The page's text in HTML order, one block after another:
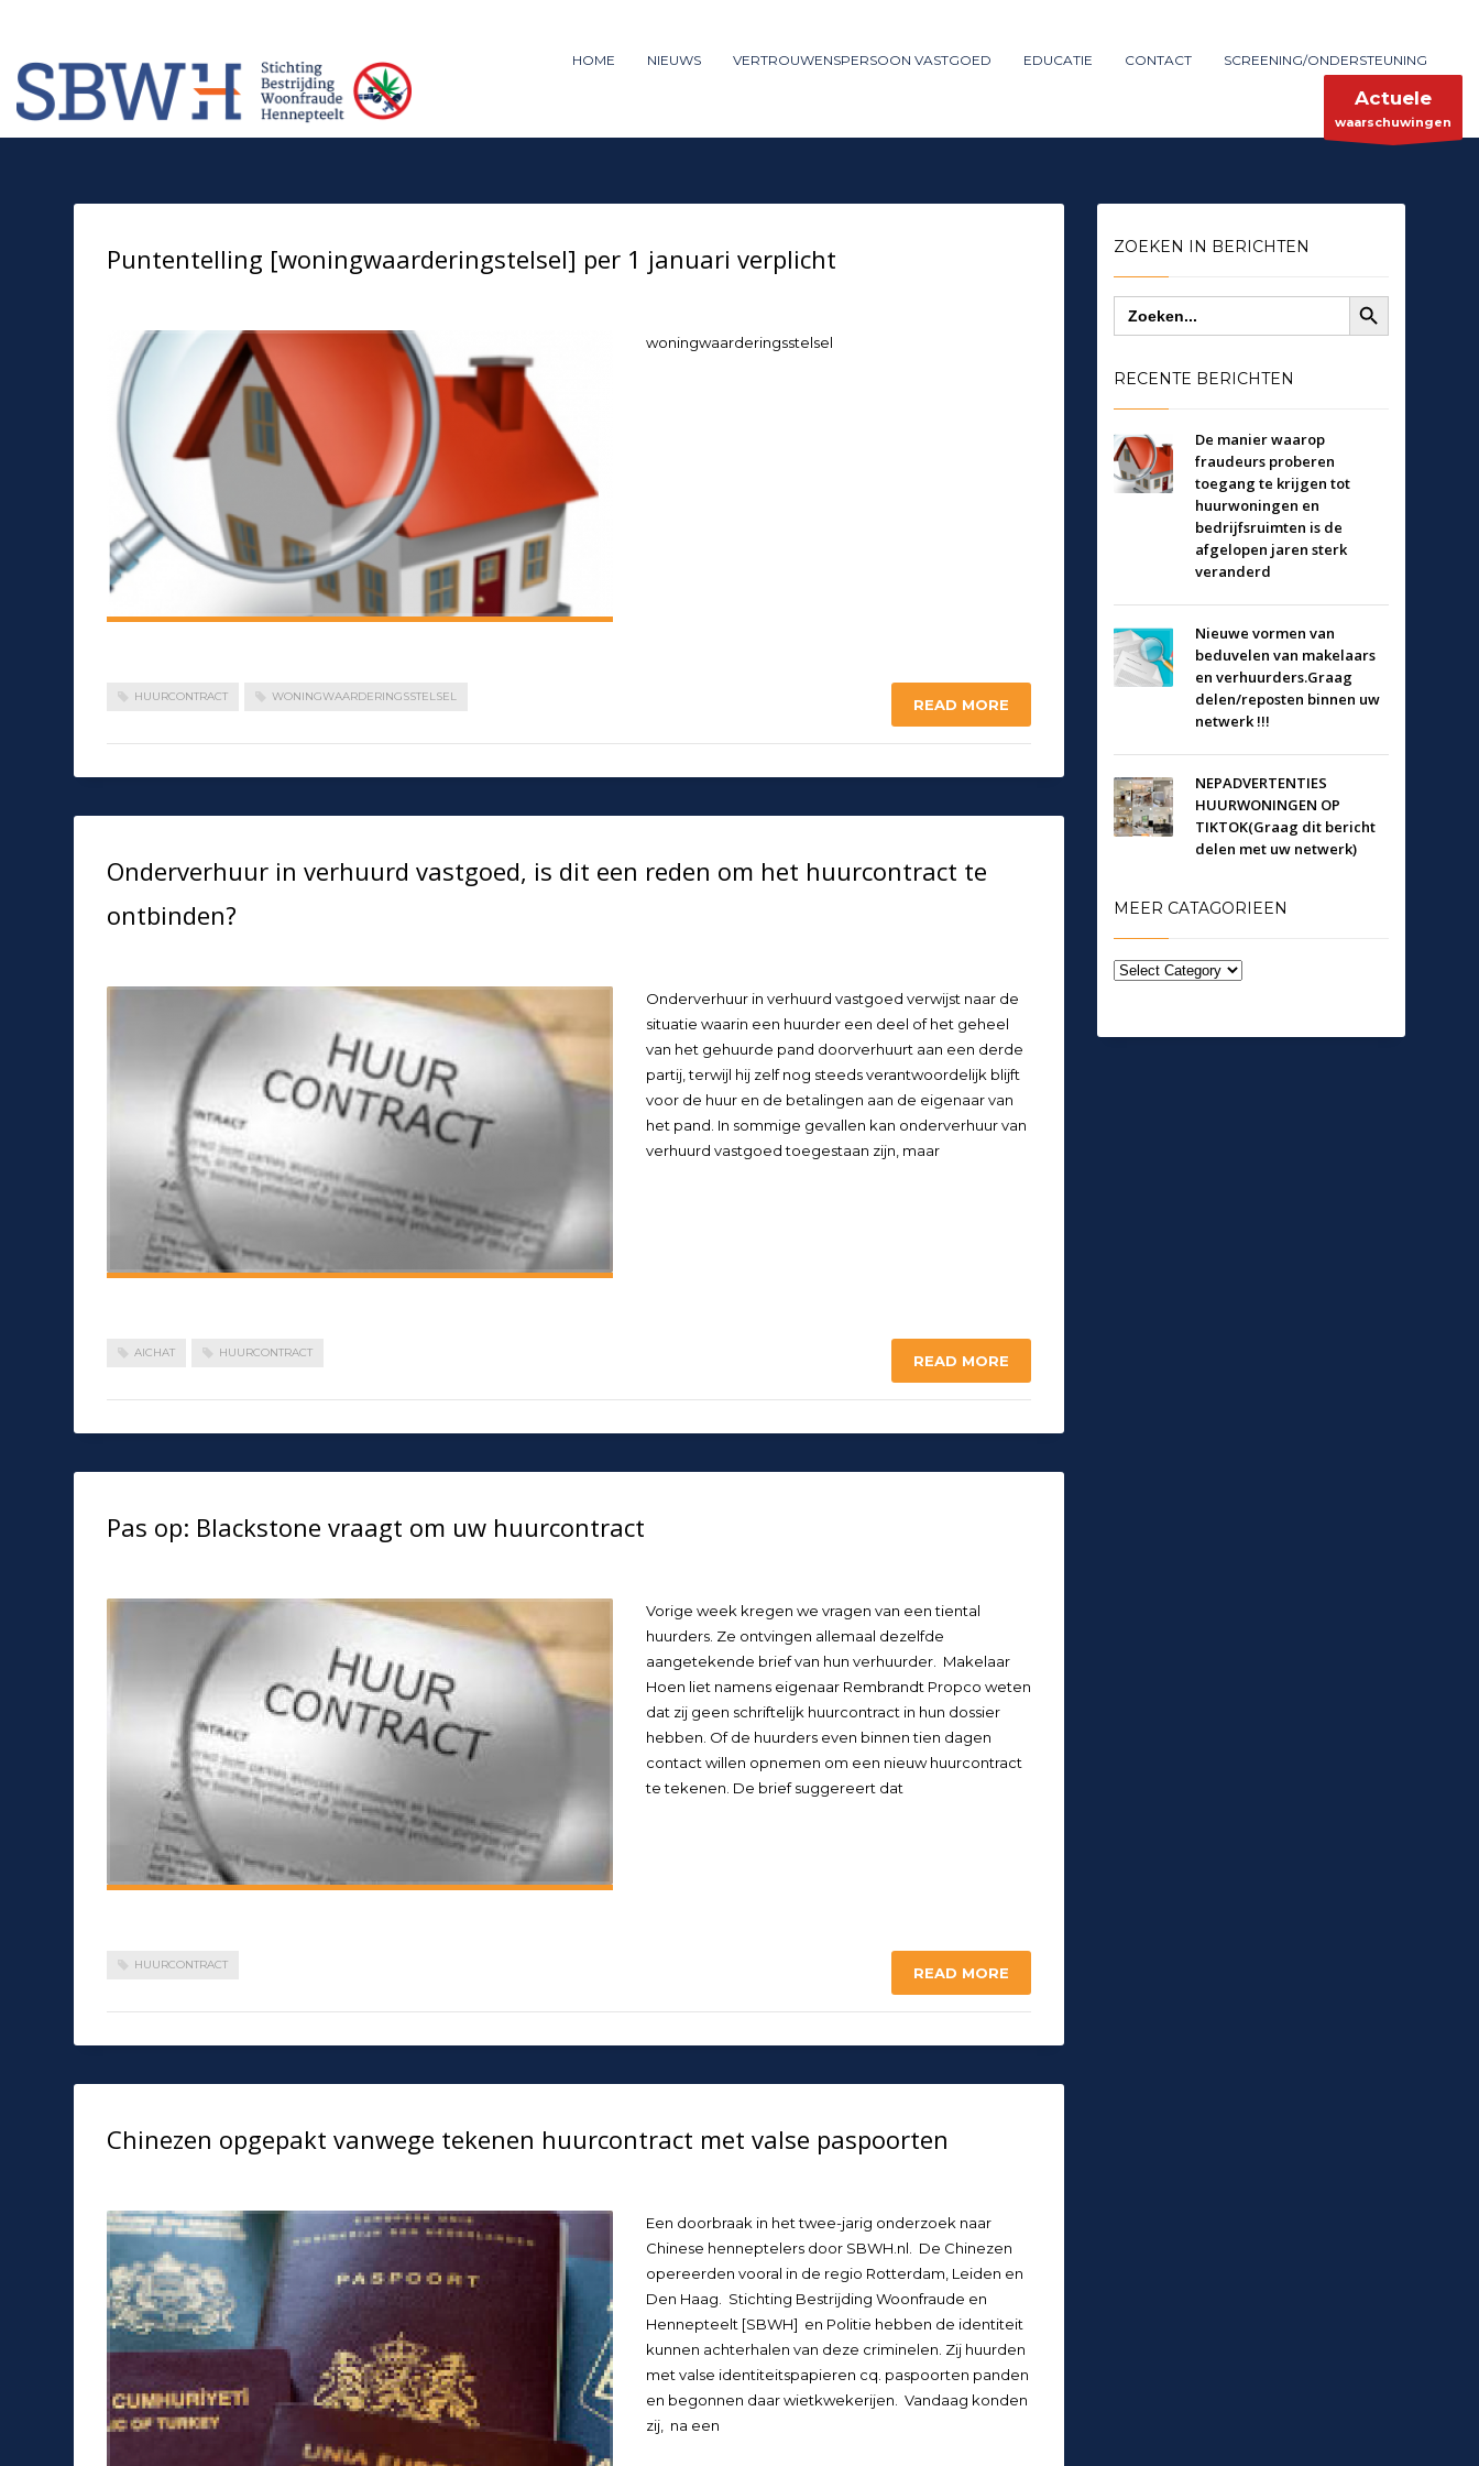
×
1 Login or create new account.
If you still have problems, please let us know, by sending an email to support@website.com . Thank you!
Mon-Fri 9:00AM - 6:00AM
HOME NIEUWS VERTROUWENSPERSOON VASTGOED EDUCATIE CONTACT SCREENING/ONDERSTEUNING
Actuele
waarschuwingen
Puntentelling [woningwaarderingstelsel] per 1 januari verplicht
woningwaarderingsstelsel
HUURCONTRACT WONINGWAARDERINGSSTELSEL READ MORE
Onderverhuur in verhuurd vastgoed, is dit een reden om het huurcontract te
ontbinden?
Onderverhuur in verhuurd vastgoed verwijst naar de
situatie waarin een huurder een deel of het geheel
van het gehuurde pand doorverhuurt aan een derde
partij, terwijl hij zelf nog steeds verantwoordelijk blijft
voor de huur en de betalingen aan de eigenaar van
het pand. In sommige gevallen kan onderverhuur van
verhuurd vastgoed toegestaan zijn, maar
AICHAT HUURCONTRACT READ MORE
Pas op: Blackstone vraagt om uw huurcontract
Vorige week kregen we vragen van een tiental
huurders. Ze ontvingen allemaal dezelfde
aangetekende brief van hun verhuurder. Makelaar
Hoen liet namens eigenaar Rembrandt Propco weten
dat zij geen schriftelijk huurcontract in hun dossier
hebben. Of de huurders even binnen tien dagen
contact willen opnemen om een nieuw huurcontract
te tekenen. De brief suggereert dat
HUURCONTRACT READ MORE
Chinezen opgepakt vanwege tekenen huurcontract met valse paspoorten
Een doorbraak in het twee-jarig onderzoek naar
Chinese henneptelers door SBWH.nl. De Chinezen
opereerden vooral in de regio Rotterdam, Leiden en
Den Haag. Stichting Bestrijding Woonfraude en
Hennepteelt [SBWH] en Politie hebben de identiteit
kunnen achterhalen van deze criminelen. Zij huurden
met valse identiteitspapieren cq. paspoorten panden
en begonnen daar wietkwekerijen. Vandaag konden
zij, na een
ZOEKEN IN BERICHTEN
Zoek
naar:
Zoekknop
RECENTE BERICHTEN
De manier waarop
fraudeurs proberen
toegang te krijgen tot
huurwoningen en
bedrijfsruimten is de
afgelopen jaren sterk
veranderd
Nieuwe vormen van
beduvelen van makelaars
en verhuurders.Graag
delen/reposten binnen uw
netwerk !!!
NEPADVERTENTIES
HUURWONINGEN OP
TIKTOK(Graag dit bericht
delen met uw netwerk)
MEER CATAGORIEEN